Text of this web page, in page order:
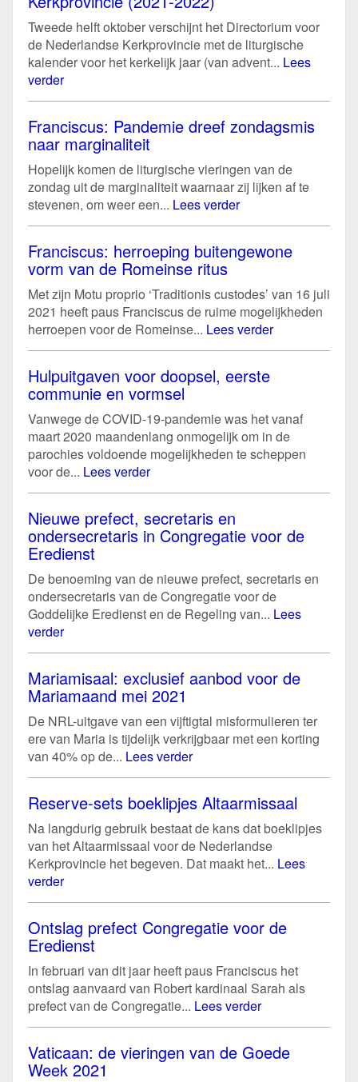
Tweede helft oktober verschijnt het Directorium voor
de Nederlandse Kerkprovincie met de liturgische
kalender voor het kerkelijk jaar (van advent... Lees
verder
Franciscus: Pandemie dreef zondagsmis
naar marginaliteit
Hopelijk komen de liturgische vieringen van de
zondag uit de marginaliteit waarnaar zij lijken af te
stevenen, om weer een... Lees verder
Franciscus: herroeping buitengewone
vorm van de Romeinse ritus
Met zijn Motu proprio ‘Traditionis custodes’ van 16 juli
2021 heeft paus Franciscus de ruime mogelijkheden
herroepen voor de Romeinse... Lees verder
Hulpuitgaven voor doopsel, eerste
communie en vormsel
Vanwege de COVID-19-pandemie was het vanaf
maart 2020 maandenlang onmogelijk om in de
parochies voldoende mogelijkheden te scheppen
voor de... Lees verder
Nieuwe prefect, secretaris en
ondersecretaris in Congregatie voor de
Eredienst
De benoeming van de nieuwe prefect, secretaris en
ondersecretaris van de Congregatie voor de
Goddelijke Eredienst en de Regeling van... Lees
verder
Mariamisaal: exclusief aanbod voor de
Mariamaand mei 2021
De NRL-uitgave van een vijftigtal misformulieren ter
ere van Maria is tijdelijk verkrijgbaar met een korting
van 40% op de... Lees verder
Reserve-sets boeklipjes Altaarmissaal
Na langdurig gebruik bestaat de kans dat boeklipjes
van het Altaarmissaal voor de Nederlandse
Kerkprovincie het begeven. Dat maakt het... Lees
verder
Ontslag prefect Congregatie voor de
Eredienst
In februari van dit jaar heeft paus Franciscus het
ontslag aanvaard van Robert kardinaal Sarah als
prefect van de Congregatie... Lees verder
Vaticaan: de vieringen van de Goede
Week 2021